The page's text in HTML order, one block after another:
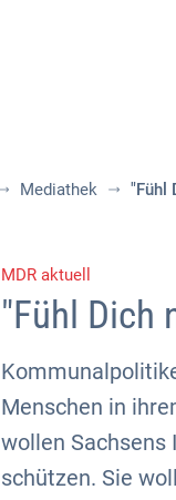
Mediathek "Fühl
MDR aktuell
"Fühl Dich
Menschen in
wollen
schützen. Sie